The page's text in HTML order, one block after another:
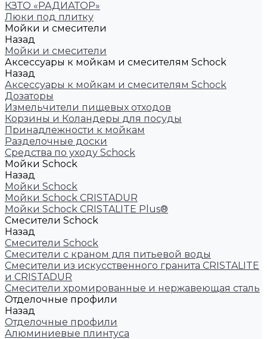
КЗТО «РАДИАТОР»
Люки под плитку
Мойки и смесители
Назад
Мойки и смесители
Аксессуары к мойкам и смесителям Schock
Назад
Аксессуары к мойкам и смесителям Schock
Дозаторы
Измельчители пищевых отходов
Корзины и Коландеры для посуды
Принадлежности к мойкам
Разделочные доски
Средства по уходу Schock
Мойки Schock
Назад
Мойки Schock
Мойки Schock CRISTADUR
Мойки Schock CRISTALITE Plus®
Смесители Schock
Назад
Смесители Schock
Cмесители с краном для питьевой воды
Смесители из искуcственного гранита CRISTALITE
и CRISTADUR
Смесители хромированные и нержавеющая сталь
Отделочные профили
Назад
Отделочные профили
Алюминиевые плинтуса